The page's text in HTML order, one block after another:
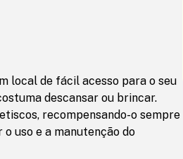
local de fácil acesso para o seu
descansar ou brincar.
recompensando-o sempre
uso e a manutenção do